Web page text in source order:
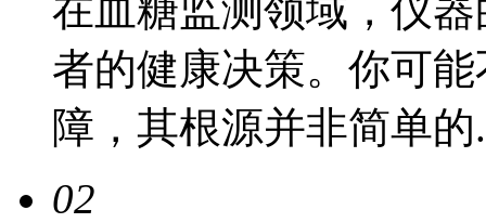
在血糖监测领域，仪
者的健康决策。你可
障，其根源并非简单的
02